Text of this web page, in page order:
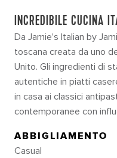
INCREDIBILE CUCINA
Da Jamie's Italian by
toscana creata da uno
Unito. Gli ingredienti di
autentiche in piatti
in casa ai classici
contemporanee con
ABBIGLIAMENTO
Casual